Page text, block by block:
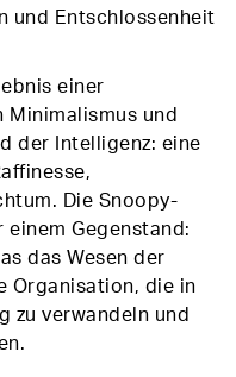
und Entschlossenheit
einer
Minimalismus und
der Intelligenz: eine
Die Snoopy-
einem Gegenstand:
das Wesen der
Organisation, die in
zu verwandeln und